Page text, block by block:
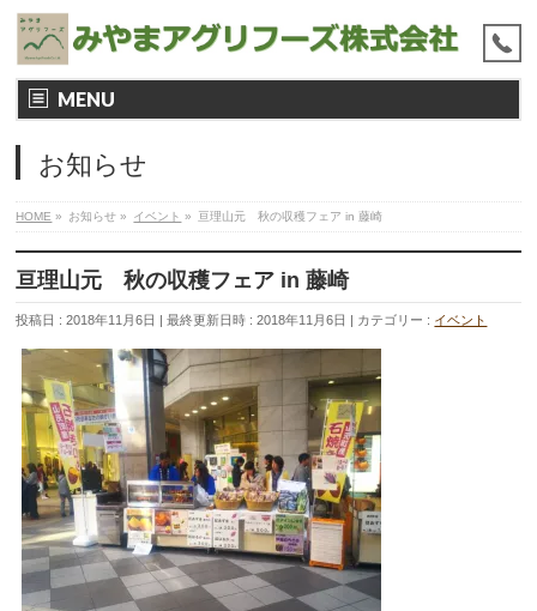
MENU
お知らせ
HOME » お知らせ » イベント » 亘理山元 秋の収穫フェア in 藤崎
亘理山元 秋の収穫フェア in 藤崎
投稿日 : 2018年11月6日 最終更新日時 : 2018年11月6日 カテゴリー : イベント